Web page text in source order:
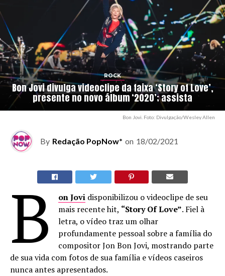
ROCK
Bon Jovi divulga videoclipe da faixa ‘Story of Love’,
presente no novo álbum ‘2020’; assista
Bon Jovi. Foto: Divulgação/Wesley Allen
By Redação PopNow* on 18/02/2021
B on Jovi disponibilizou o videoclipe de seu
mais recente hit, “Story Of Love”. Fiel à
letra, o vídeo traz um olhar
profundamente pessoal sobre a família do
compositor Jon Bon Jovi, mostrando parte
de sua vida com fotos de sua família e vídeos caseiros
nunca antes apresentados.